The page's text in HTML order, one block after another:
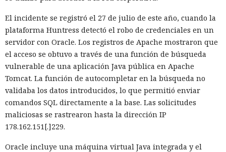
errores y compatibilidad con importaciones de archivos tipo
«glob».
Las conversaciones sobre la pérdida de popularidad de
Next.js en favor de los frameworks Remix, Astro y Gatsby
aún no se confirman en los datos: según el director general
de Vercel, Guillermo Rauch, este año el número de
descargas del framework superó los mil millones — casi el
doble del año pasado, que fue de alrededor de 520 millones.
El sonado hackeo a Snowflake
no quedó impune: detenido el
autor, ya espera sentencia en
una celda.
El incidente se registró el 27 de julio de este año, cuando la
plataforma Huntress detectó el robo de credenciales en un
servidor con Oracle. Los registros de Apache mostraron que
el acceso se obtuvo a través de una función de búsqueda
vulnerable de una aplicación Java pública en Apache
Tomcat. La función de autocompletar en la búsqueda no
validaba los datos introducidos, lo que permitió enviar
comandos SQL directamente a la base. Las solicitudes
maliciosas se rastrearon hasta la dirección IP
178.162.151[.]229.
Oracle incluye una máquina virtual Java integrada y el